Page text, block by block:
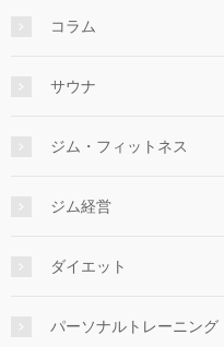
コラム
サウナ
ジム・フィットネス
ジム経営
ダイエット
パーソナルトレーニング